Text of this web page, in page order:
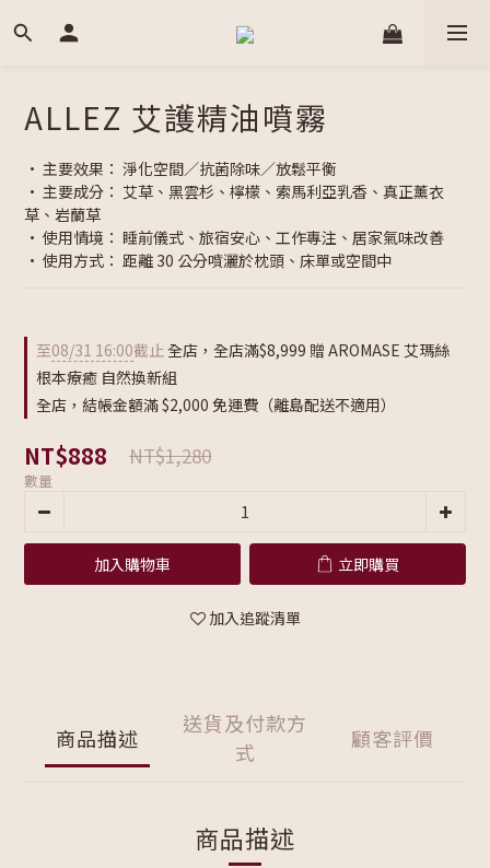
ALLEZ 艾護精油噴霧
• 主要效果： 淨化空間／抗菌除味／放鬆平衡
• 主要成分： 艾草、黑雲杉、檸檬、索馬利亞乳香、真正薰衣
草、岩蘭草
• 使用情境： 睡前儀式、旅宿安心、工作專注、居家氣味改善
• 使用方式： 距離 30 公分噴灑於枕頭、床單或空間中
至08/31 16:00截止全店，全店滿$8,999 贈 AROMASE 艾瑪絲
根本療癒 自然換新組
全店，結帳金額滿 $2,000 免運費（離島配送不適用）
NT$888 NT$1,280
數量
加入購物車 立即購買
加入追蹤清單
商品描述
送貨及付款方
式
顧客評價
商品描述